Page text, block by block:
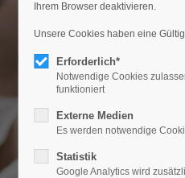
Casa Zara
Ihrem Browser deaktivieren.
Unsere Cookies haben eine
Erforderlich*
Notwendige Cookies
funktioniert
Externe Medien
Es werden notwendige
Statistik
Google Analytics wird